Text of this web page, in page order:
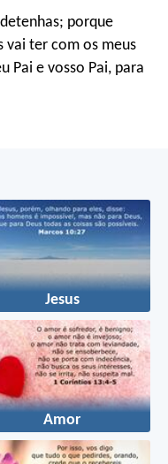
porque
vai ter com os meus
Pai e vosso Pai, para
Jesus
Amor